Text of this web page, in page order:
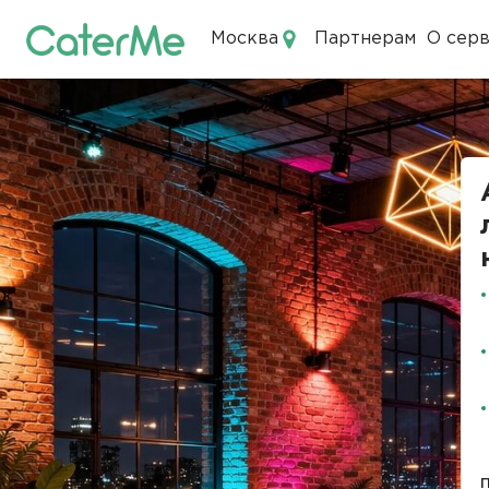
Москва Партнерам О